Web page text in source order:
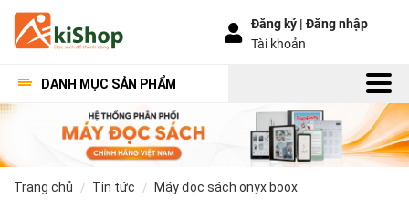
Đăng ký |Đăng nhập
Tài khoản
DANH MỤC SẢN PHẨM
trang chủ tin tức máy đọc sách onyx boox